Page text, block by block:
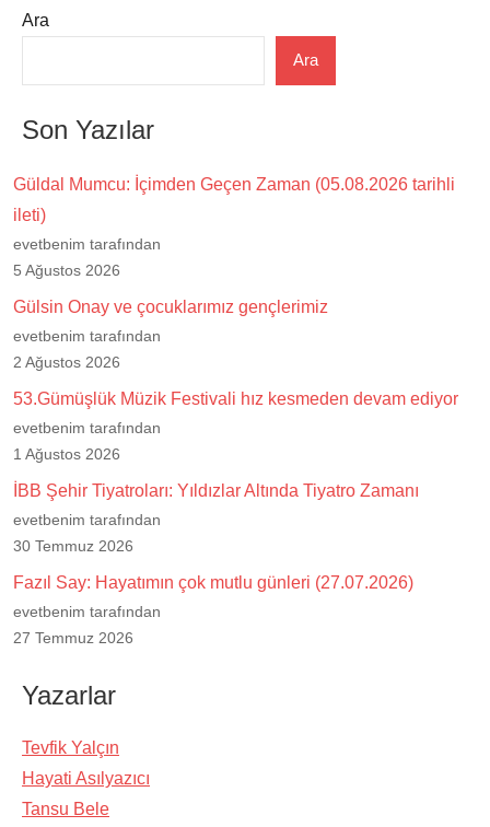
Ara
Ara
Son Yazılar
Güldal Mumcu: İçimden Geçen Zaman (05.08.2026 tarihli
ileti)
evetbenim tarafından
5 Ağustos 2026
Gülsin Onay ve çocuklarımız gençlerimiz
evetbenim tarafından
2 Ağustos 2026
53.Gümüşlük Müzik Festivali hız kesmeden devam ediyor
evetbenim tarafından
1 Ağustos 2026
İBB Şehir Tiyatroları: Yıldızlar Altında Tiyatro Zamanı
evetbenim tarafından
30 Temmuz 2026
Fazıl Say: Hayatımın çok mutlu günleri (27.07.2026)
evetbenim tarafından
27 Temmuz 2026
Yazarlar
Tevfik Yalçın
Hayati Asılyazıcı
Tansu Bele